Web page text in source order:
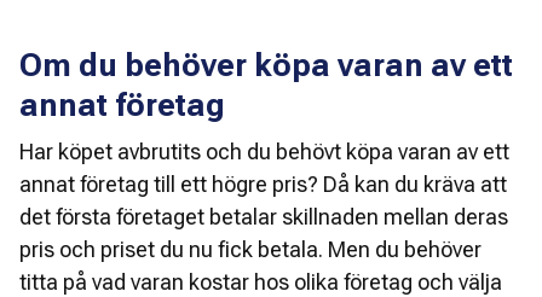
Om du behöver köpa varan av ett
annat företag
Har köpet avbrutits och du behövt köpa varan av ett
annat företag till ett högre pris? Då kan du kräva att
det första företaget betalar skillnaden mellan deras
pris och priset du nu fick betala. Men du behöver
titta på vad varan kostar hos olika företag och välja